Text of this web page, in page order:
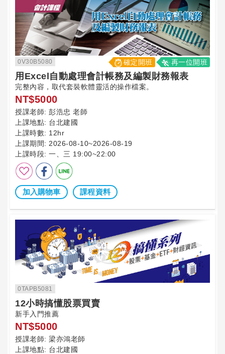
0V30B5080 再一位開班
確定開班
用Excel自動處理會計帳務及編製財務報表
完整內容，取代套裝軟體靈活的操作檔案。
NT$5000
授課老師: 彭浩忠 老師
上課地點: 台北建國
上課時數: 12hr
上課期間: 2026-08-10~2026-08-19
上課時段: 一、三 19:00~22:00
加入購物車 課程資料
0TAPB5081
12小時搞懂股票買賣
新手入門推薦
NT$5000
授課老師: 梁亦鴻老師
上課地點: 台北建國